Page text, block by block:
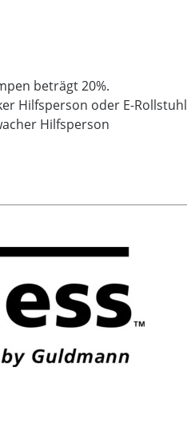
beträgt 20%.
Hilfsperson oder E-Rollstuhl
Hilfsperson